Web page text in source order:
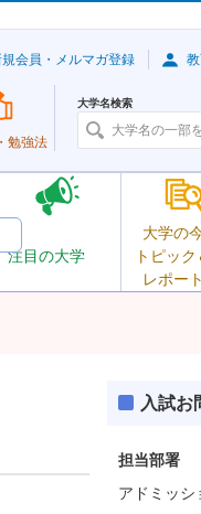
注目の大学
大学の
トピック
レポート
勉強法
大学名検索
会員・メルマガ登録
入試お
担当部署
アドミッシ